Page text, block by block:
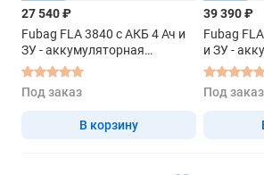
27 540 ₽
Fubag FLA 3840 с АКБ 4 Ач и
ЗУ - аккумуляторная
несамоходная
газонокосилка
Под заказ
В корзину
39 390 ₽
Fubag
и ЗУ -
Под заказ